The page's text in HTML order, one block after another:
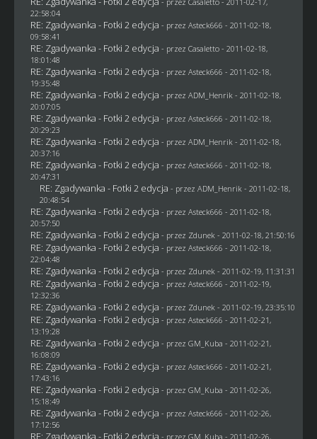
22:58:04
RE: Zgadywanka - Fotki 2 edycja - przez Asteck666 - 2011-02-18,
09:58:41
RE: Zgadywanka - Fotki 2 edycja - przez Casaletto- 2011-02-18,
18:01:48
RE: Zgadywanka - Fotki 2 edycja - przez Asteck666 - 2011-02-18,
19:35:48
RE: Zgadywanka - Fotki 2 edycja - przez ADM_Henrik - 2011-02-18,
20:07:05
RE: Zgadywanka - Fotki 2 edycja - przez Asteck666 - 2011-02-18,
20:29:23
RE: Zgadywanka - Fotki 2 edycja - przez ADM_Henrik - 2011-02-18,
20:37:16
RE: Zgadywanka - Fotki 2 edycja - przez Asteck666 - 2011-02-18,
20:47:31
RE: Zgadywanka - Fotki 2 edycja - przez ADM_Henrik - 2011-02-18,
20:48:54
RE: Zgadywanka - Fotki 2 edycja - przez Asteck666 - 2011-02-18,
20:57:50
RE: Zgadywanka - Fotki 2 edycja - przez Zdunek - 2011-02-18, 21:50:16
RE: Zgadywanka - Fotki 2 edycja - przez Asteck666 - 2011-02-18,
22:04:48
RE: Zgadywanka - Fotki 2 edycja - przez Zdunek - 2011-02-19, 11:31:31
RE: Zgadywanka - Fotki 2 edycja - przez Asteck666 - 2011-02-19,
12:32:36
RE: Zgadywanka - Fotki 2 edycja - przez Zdunek - 2011-02-19, 23:35:10
RE: Zgadywanka - Fotki 2 edycja - przez Asteck666 - 2011-02-21,
13:19:28
RE: Zgadywanka - Fotki 2 edycja - przez GM_Kuba - 2011-02-21,
16:08:09
RE: Zgadywanka - Fotki 2 edycja - przez Asteck666 - 2011-02-21,
17:43:16
RE: Zgadywanka - Fotki 2 edycja - przez GM_Kuba - 2011-02-26,
15:18:49
RE: Zgadywanka - Fotki 2 edycja - przez Asteck666 - 2011-02-26,
17:12:56
RE: Zgadywanka - Fotki 2 edycja - przez GM_Kuba - 2011-02-26,